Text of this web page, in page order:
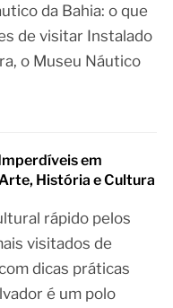
da Bahia: o que
de visitar Instalado
o Museu Náutico
em
História e Cultura
rápido pelos
visitados de
dicas práticas
é um polo